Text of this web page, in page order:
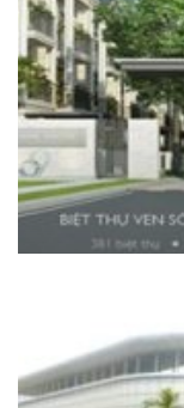
BIỆT THỰ VEN SÔNG